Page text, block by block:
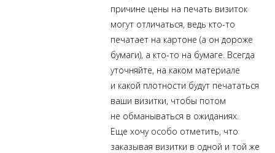
причине цены на печать визиток
могут отличаться, ведь кто-то
печатает на картоне (а он дороже
бумаги), а кто-то на бумаге. Всегда
уточняйте, на каком материале
и какой плотности будут печататься
ваши визитки, чтобы потом
не обманываться в ожиданиях.
Еще хочу особо отметить, что
заказывая визитки в одной и той же